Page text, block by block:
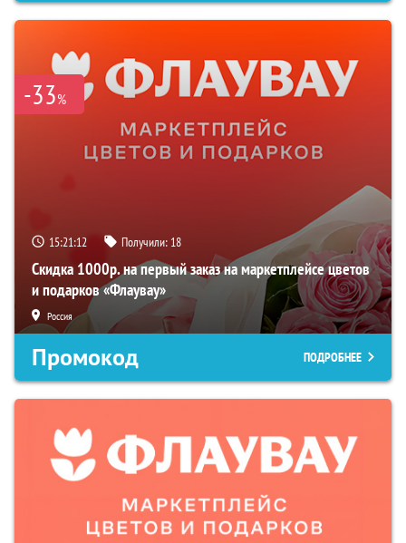
-33%
15:21:11 Получили: 18
Скидка 1000р. на первый заказ на маркетплейсе цветов
и подарков «Флаувау»
Россия
Промокод ПОДРОБНЕЕ